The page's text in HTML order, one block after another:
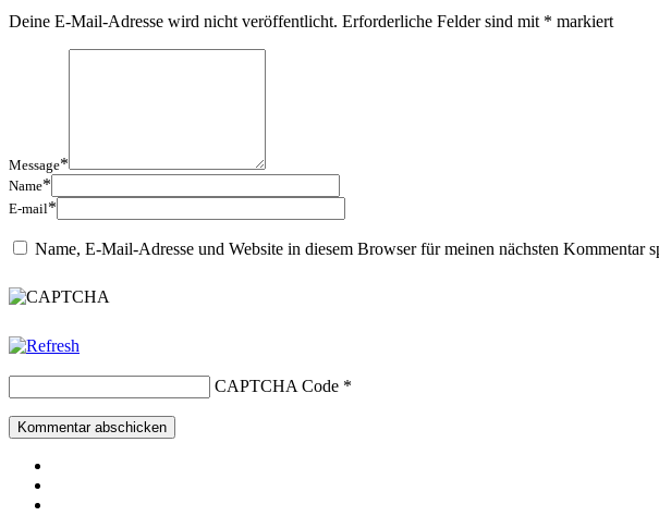
Deine E-Mail-Adresse wird nicht veröffentlicht. Erforderliche Felder sind mit * markiert
Message*
Name*
E-mail*
Name, E-Mail-Adresse und Website in diesem Browser für meinen nächsten Kommentar
CAPTCHA Code *